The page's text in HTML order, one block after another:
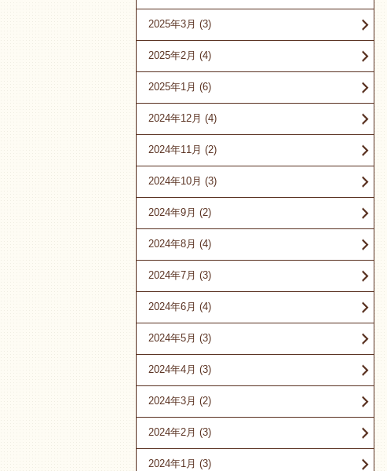
2025年3月 (3)
2025年2月 (4)
2025年1月 (6)
2024年12月 (4)
2024年11月 (2)
2024年10月 (3)
2024年9月 (2)
2024年8月 (4)
2024年7月 (3)
2024年6月 (4)
2024年5月 (3)
2024年4月 (3)
2024年3月 (2)
2024年2月 (3)
2024年1月 (3)